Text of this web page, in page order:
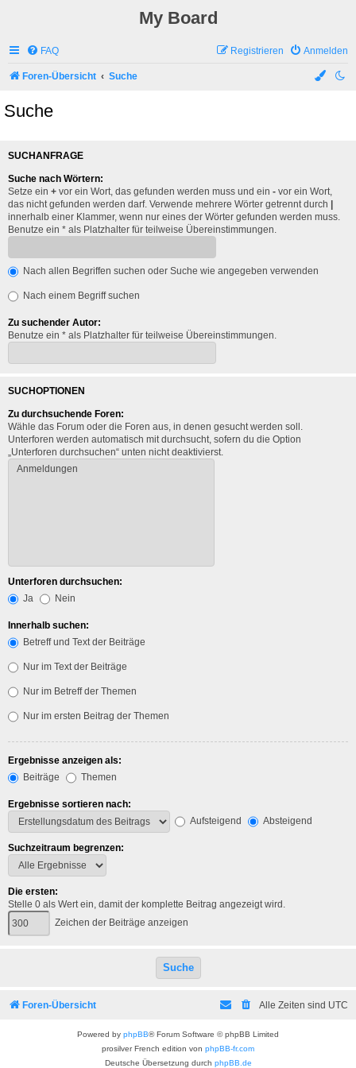
My Board
FAQ Anmelden
Registrieren
Foren-Übersicht Suche
Suche
SUCHANFRAGE
Suche nach Wörtern:
Setze ein + vor ein Wort, das gefunden werden muss und ein - vor ein Wort,
das nicht gefunden werden darf. Verwende mehrere Wörter getrennt durch |
innerhalb einer Klammer, wenn nur eines der Wörter gefunden werden muss.
Benutze ein * als Platzhalter für teilweise Übereinstimmungen.
Nach allen Begriffen suchen oder Suche wie angegeben verwenden
Nach einem Begriff suchen
Zu suchender Autor:
Benutze ein * als Platzhalter für teilweise Übereinstimmungen.
SUCHOPTIONEN
Zu durchsuchende Foren:
Wähle das Forum oder die Foren aus, in denen gesucht werden soll.
Unterforen werden automatisch mit durchsucht, sofern du die Option
„Unterforen durchsuchen“ unten nicht deaktivierst.
Unterforen durchsuchen:
Ja
Nein
Innerhalb suchen:
Betreff und Text der Beiträge
Nur im Text der Beiträge
Nur im Betreff der Themen
Nur im ersten Beitrag der Themen
Ergebnisse anzeigen als:
Beiträge
Themen
Ergebnisse sortieren nach:
Aufsteigend
Absteigend
Suchzeitraum begrenzen:
Die ersten:
Stelle 0 als Wert ein, damit der komplette Beitrag angezeigt wird.
Zeichen der Beiträge anzeigen
Foren-Übersicht Alle Zeiten sind UTC
Powered by phpBB® Forum Software © phpBB Limited
prosilver French edition von phpBB-fr.com
Deutsche Übersetzung durch phpBB.de